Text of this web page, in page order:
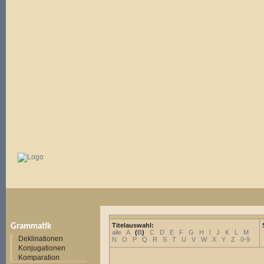
Grammatik
Deklinationen
Konjugationen
Komparation
Titelauswahl:
alle
A (B) C D E F G H I J K L
M
N
O P Q R S T U V W X Y Z 0-9